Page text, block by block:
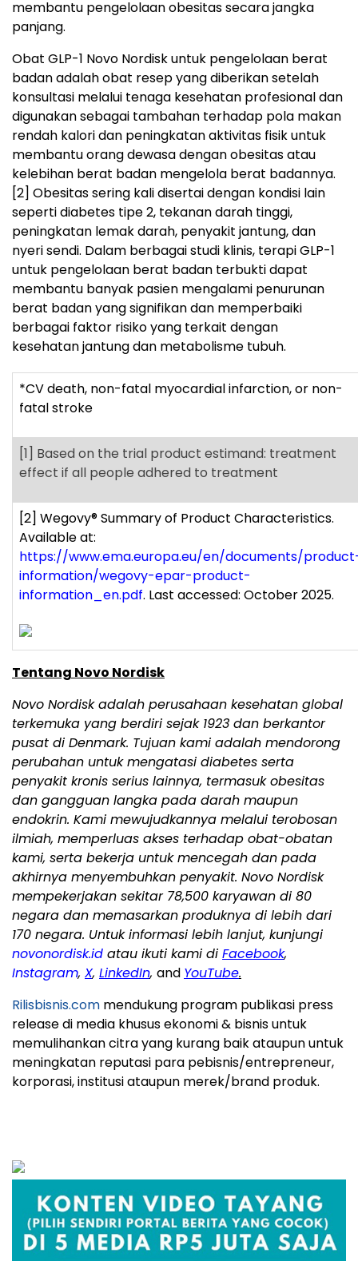
membantu pengelolaan obesitas secara jangka
panjang.
Obat GLP-1 Novo Nordisk untuk pengelolaan berat
badan adalah obat resep yang diberikan setelah
konsultasi melalui tenaga kesehatan profesional dan
digunakan sebagai tambahan terhadap pola makan
rendah kalori dan peningkatan aktivitas fisik untuk
membantu orang dewasa dengan obesitas atau
kelebihan berat badan mengelola berat badannya.
[2] Obesitas sering kali disertai dengan kondisi lain
seperti diabetes tipe 2, tekanan darah tinggi,
peningkatan lemak darah, penyakit jantung, dan
nyeri sendi. Dalam berbagai studi klinis, terapi GLP-1
untuk pengelolaan berat badan terbukti dapat
membantu banyak pasien mengalami penurunan
berat badan yang signifikan dan memperbaiki
berbagai faktor risiko yang terkait dengan
kesehatan jantung dan metabolisme tubuh.
*CV death, non-fatal myocardial infarction, or non-
fatal stroke
[1] Based on the trial product estimand: treatment
effect if all people adhered to treatment
[2] Wegovy®Summary of Product Characteristics.
Available at:
https://www.ema.europa.eu/en/documents/
information/wegovy-epar-product-
information_en.pdf. Last accessed: October 2025.
Tentang Novo Nordisk
Novo Nordisk adalah perusahaan kesehatan global
terkemuka yang berdiri sejak 1923 dan berkantor
pusat di Denmark. Tujuan kami adalah mendorong
perubahan untuk mengatasi diabetes serta
penyakit kronis serius lainnya, termasuk obesitas
dan gangguan langka pada darah maupun
endokrin. Kami mewujudkannya melalui terobosan
ilmiah, memperluas akses terhadap obat-obatan
kami, serta bekerja untuk mencegah dan pada
akhirnya menyembuhkan penyakit. Novo Nordisk
mempekerjakan sekitar 78,500 karyawan di 80
negara dan memasarkan produknya di lebih dari
170 negara. Untuk informasi lebih lanjut, kunjungi
novonordisk.id atau ikuti kami di Facebook,
Instagram, X, LinkedIn, and YouTube.
Rilisbisnis.com mendukung program publikasi press
release di media khusus ekonomi & bisnis untuk
memulihankan citra yang kurang baik ataupun untuk
meningkatan reputasi para pebisnis/entrepreneur,
korporasi, institusi ataupun merek/brand produk.